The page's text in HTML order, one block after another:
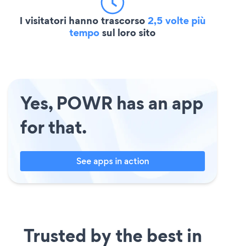
I visitatori hanno trascorso2,5 volte più
temposul loro sito
Yes, POWR has an app
for that.
See apps in action
Trusted by the best in